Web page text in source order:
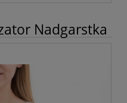
Nadgarstka